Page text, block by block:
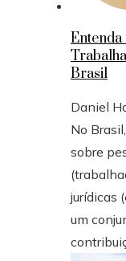
Brasil
Daniel
No
sobre
jurídicas
um